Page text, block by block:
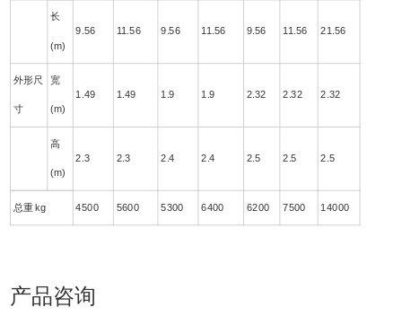
长
(m)
9.56 11.56 9.56 11.56 9.56 11.56 21.56
外形尺
寸
宽
(m)
1.49 1.49 1.9 1.9 2.32 2.32 2.32
高
(m)
2.3 2.3 2.4 2.4 2.5 2.5 2.5
总重 kg 4500 5600 5300 6400 6200 7500 14000
产品咨询